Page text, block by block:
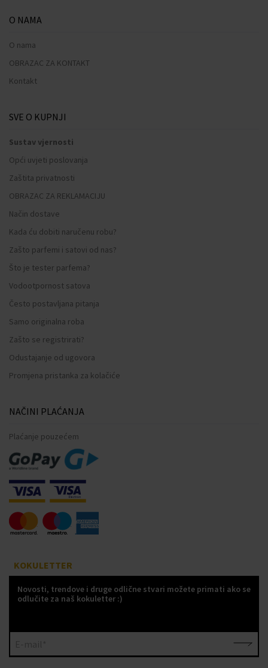
O NAMA
O nama
OBRAZAC ZA KONTAKT
Kontakt
SVE O KUPNJI
Sustav vjernosti
Opći uvjeti poslovanja
Zaštita privatnosti
OBRAZAC ZA REKLAMACIJU
Način dostave
Kada ću dobiti naručenu robu?
Zašto parfemi i satovi od nas?
Što je tester parfema?
Vodootpornost satova
Često postavljana pitanja
Samo originalna roba
Zašto se registrirati?
Odustajanje od ugovora
Promjena pristanka za kolačiće
NAČINI PLAĆANJA
Plaćanje pouzećem
KOKULETTER
Novosti, trendove i druge odlične stvari možete primati ako se
odlučite za naš kokuletter :)